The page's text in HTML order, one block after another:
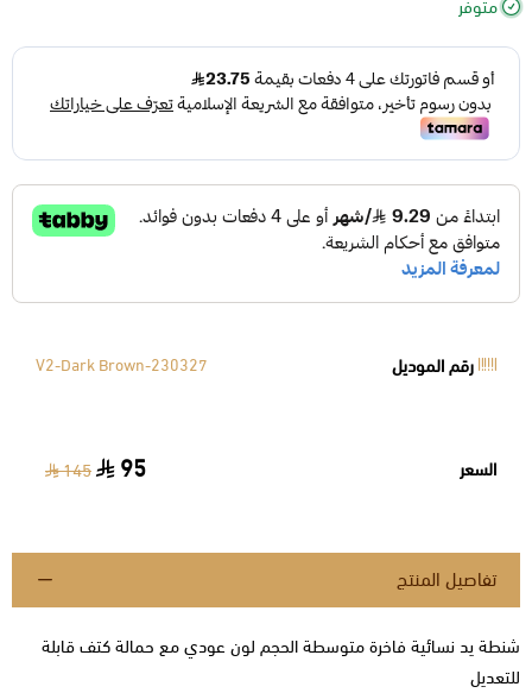
متوفر
رقم الموديل 230327-V2-Dark Brown
السعر 95
145
تفاصيل المنتج
شنطة يد نسائية فاخرة متوسطة الحجم لون عودي مع حمالة كتف قابلة
للتعديل